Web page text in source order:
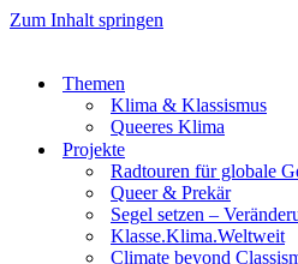
Zum Inhalt springen
Themen
Klima & Klassismus
Queeres Klima
Projekte
Radtouren für globale
Queer & Prekär
Segel setzen –
Klasse.Klima.Weltweit
Climate beyond